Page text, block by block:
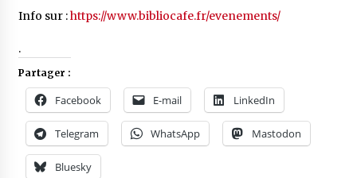
Info sur :https://www.bibliocafe.fr/evenements/
.
Partager :
Facebook E-mail LinkedIn
Telegram WhatsApp Mastodon
Bluesky